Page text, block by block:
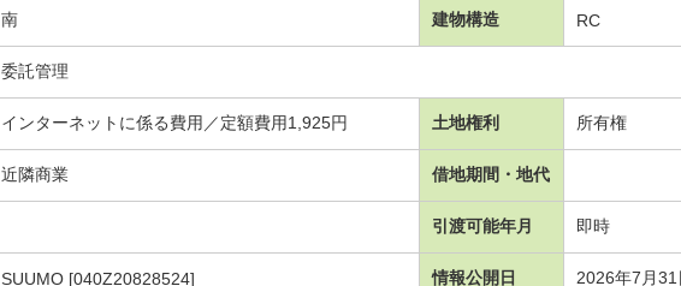
南 建物構造 RC
委託管理
インターネットに係る費用／定額費用1,925円 土地権利 所有権
近隣商業 借地期間・地代
引渡可能年月 即時
SUUMO [040Z20828524] 情報公開日 2026年7月31